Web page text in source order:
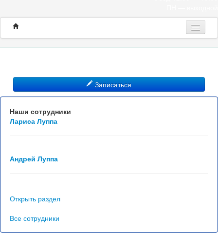
Программы
О нас
Контакты
Записаться
Наши сотрудники
Лариса Луппа
Андрей Луппа
Открыть раздел
Все сотрудники